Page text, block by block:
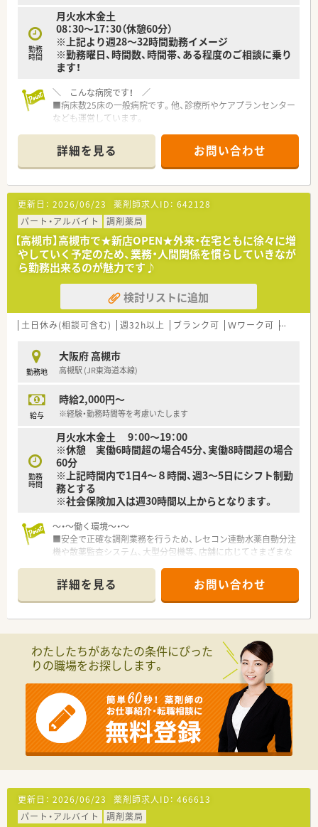
勤務
時間
月火水木金土
08：30～17：30（休憩60分）
※上記より週28～32時間勤務イメージ
※勤務曜日、時間数、時間帯、ある程度のご相談に乗り
ます！
＼ こんな病院です！ ／
■病床数25床の一般病院です。他、診療所やケアプランセンター
なども運営しています。
＼派遣スタッフの皆さまへ充実した
福利厚生・特典をご用意しております！／
■社会保険完備（就業条件による）。
■就業日は当社負担にて薬剤師賠償責任保険が適用されますの
で、 安心してご就業いただけます。
■有休休暇（6ヶ月以上勤務）や夏季休暇、慶弔休暇も取得できま
す。
■勤務評価により時給アップがあります。
≪こんな方にオススメ！≫
・転職活動中にブランクを空けたくない方
・様々な薬局で経験を積みたい方
・転居や留学の予定があり、期間を区切って働きたい方
・高時給で効率的に働きたい方
派遣のメリットを使って働いてみませんか。
また、非公開の派遣求人もありますのでご希望に合わせてご紹介
いたします！
合わせください☆
詳細を見る お問い合わせ
更新日： 2026/06/23 薬剤師求人ID： 642128
パート・アルバイト
調剤薬局
【高槻市】高槻市で★新店OPEN★外来・在宅ともに徐々に増
やしていく予定のため、業務・人間関係を慣らしていきなが
ら勤務出来るのが魅力です♪
検討リストに追加
土日休み(相談可含む) 週32h以上 ブランク可 Ｗワーク可 残業な
勤務地
大阪府 高槻市
高槻駅 (JR東海道本線)
給与
時給2,000円～
※経験・勤務時間等を考慮いたします
勤務
時間
月火水木金土 9：00～19：00
※休憩 実働6時間超の場合45分、実働8時間超の場合
60分
※上記時間内で1日4～８時間、週3～5日にシフト制勤
務とする
※社会保険加入は週30時間以上からとなります。
～・～働く環境～・～
■安全で正確な調剤業務を行うため、レセコン連動水薬自動分注
機や散薬監査システム、大型分包機等、店舗に応じてさまざまな
■店舗異動はご本人様が希望しない限りありません。1店舗でじ
っくり、そのエリアにお住いの方々に対して深く医療サービスの
提供をしていただきたいと考えています。
■店舗ごとの勉強会はもちろん、学会参加も奨励しています。
■個人で受講をした外部研修会やｅラーニングの費用に対して
も、福利厚生の一環として
会社での費用負担がある等、薬剤師として知識を伸ばせる環境で
す。
／未経験の方にも安心してご勤務いただけます！＼
～・～その他～・～
■キャリアについて
管理薬剤師へのキャリアアップができます！（管理薬剤師は月3万
円の手当あり）
年一回に昇給があります。経営状況と評価で変動します。
詳細を見る お問い合わせ
わたしたちがあなたの条件にぴった
りの職場をお探しします。
更新日： 2026/06/23 薬剤師求人ID： 466613
パート・アルバイト
調剤薬局